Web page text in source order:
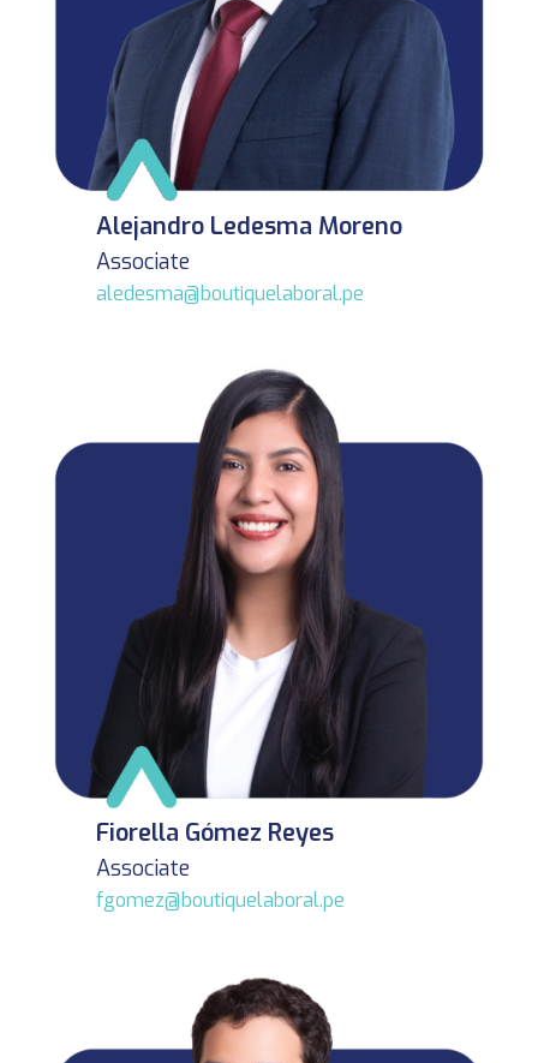
Alejandro Ledesma Moreno
Associate
aledesma@boutiquelaboral.pe
Fiorella Gómez Reyes
Associate
fgomez@boutiquelaboral.pe